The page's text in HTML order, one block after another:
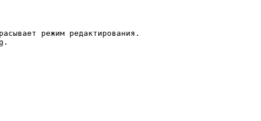
режим редактирования.